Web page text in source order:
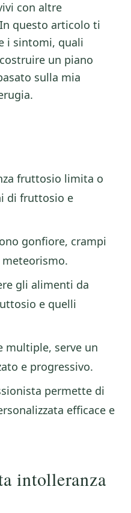
con altre
questo articolo ti
i sintomi, quali
un piano
sulla mia
fruttosio limita o
di fruttosio e
gonfiore, crampi
gli alimenti da
e quelli
multiple, serve un
e progressivo.
permette di
efficace e
intolleranza